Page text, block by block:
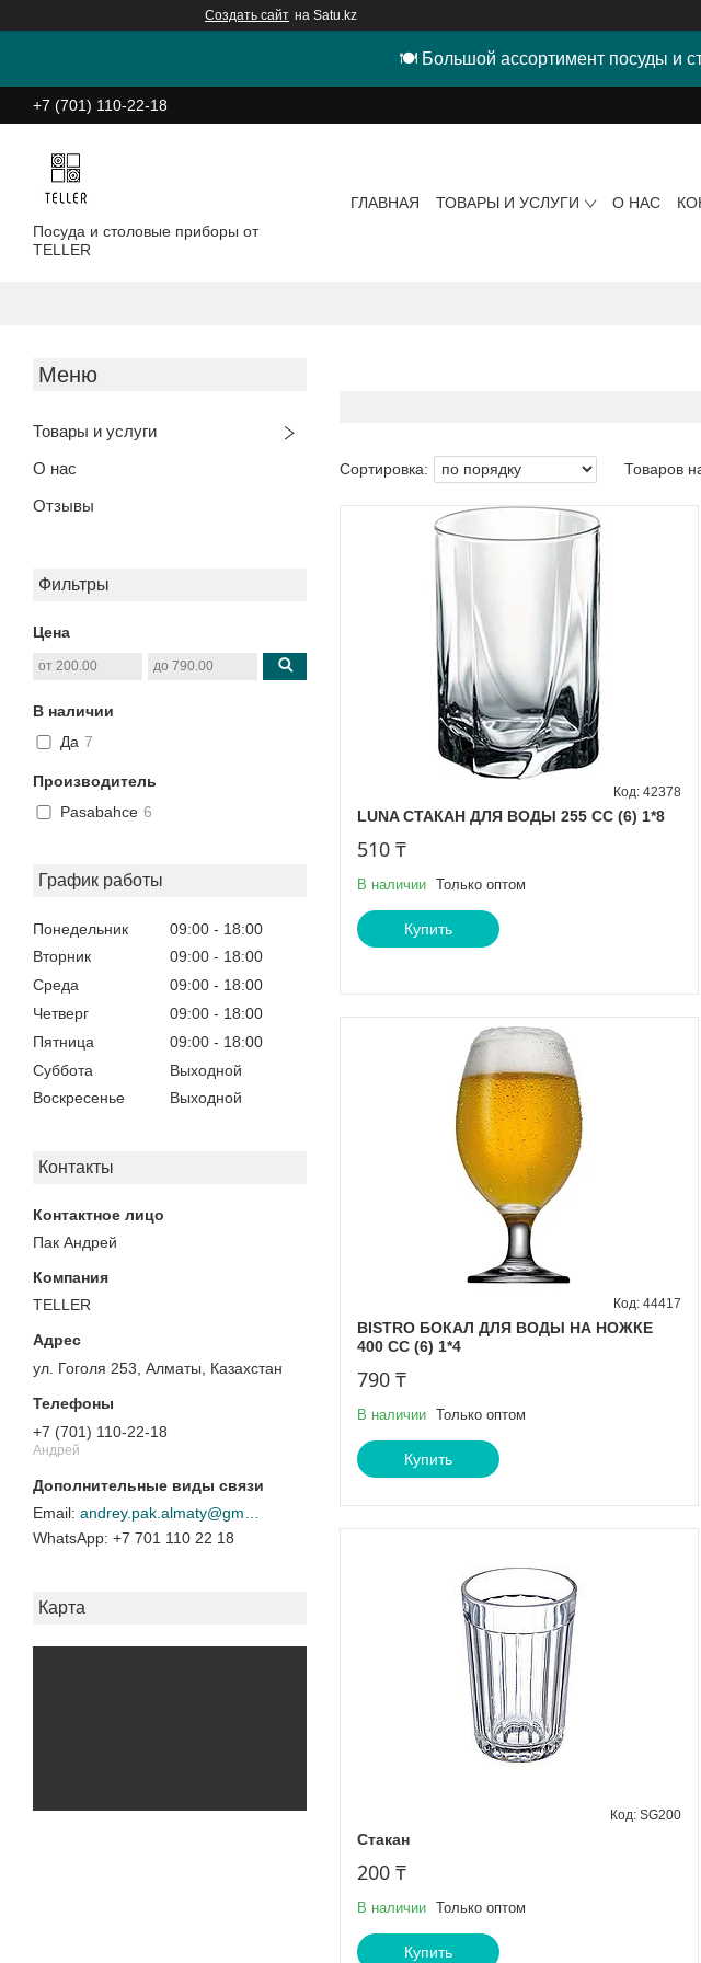
Создать сайт на Satu.kz
🍽 Большой ассортимент посуды и
+7 (701) 110-22-18
Посуда и столовые приборы от
TELLER
ГЛАВНАЯ ТОВАРЫ И УСЛУГИ О НАС
Товары и услуги
О нас
Отзывы
Фильтры
Цена
В наличии
Да 7
Производитель
Pasabahce 6
График работы
Понедельник 09:00
18:00
Вторник
09:00
18:00
Среда
09:00
18:00
Четверг
09:00
18:00
Пятница
09:00
18:00
Суббота
Выходной
Воскресенье
Выходной
Контакты
Пак Андрей
TELLER
ул. Гоголя 253, Алматы, Казахстан
+7 (701) 110-22-18
Андрей
+7 701 110 22 18
Карта
LUNA СТАКАН ДЛЯ ВОДЫ 255 CC (6) 1*8
42378
510 ₸
В наличии Только оптом
Купить
BISTRO БОКАЛ ДЛЯ ВОДЫ НА НОЖКЕ
400 СС (6) 1*4
44417
790 ₸
В наличии Только оптом
Купить
Стакан
SG200
200 ₸
В наличии Только оптом
Купить